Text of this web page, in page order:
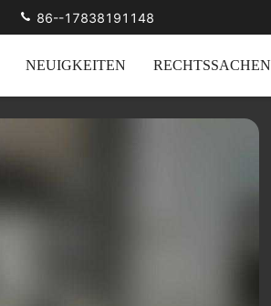
86--17838191148
NEUIGKEITEN RECHTSSACHEN